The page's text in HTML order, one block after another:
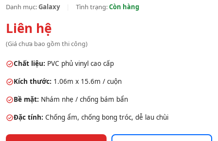
Danh mục:Galaxy Tình trạng:Còn hàng
Liên hệ
(Giá chưa bao gồm thi công)
Chất liệu: PVC phủ vinyl cao cấp
Kích thước: 1.06m x 15.6m / cuộn
Bề mặt: Nhám nhẹ / chống bám bẩn
Đặc tính: Chống ẩm, chống bong tróc, dễ lau chùi